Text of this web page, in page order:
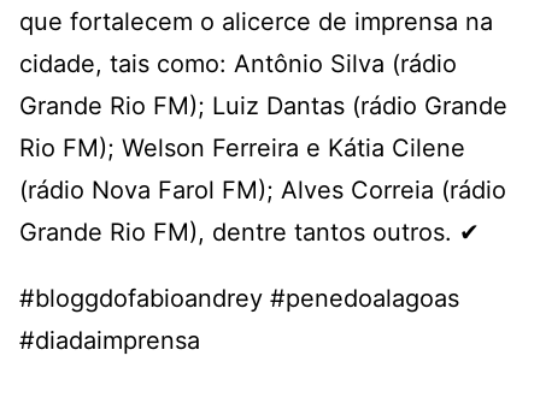
que fortalecem o alicerce de imprensa na
cidade, tais como: Antônio Silva (rádio
Grande Rio FM); Luiz Dantas (rádio Grande
Rio FM); Welson Ferreira e Kátia Cilene
(rádio Nova Farol FM); Alves Correia (rádio
Grande Rio FM), dentre tantos outros. ✔
#bloggdofabioandrey #penedoalagoas
#diadaimprensa